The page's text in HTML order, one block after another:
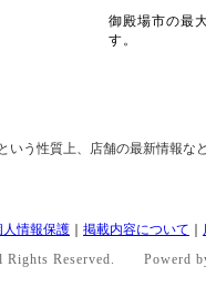
御殿場市の最
す。
いう性質上、店舗の最新情報
人情報保護 掲載内容について
Rights Reserved. Powerd